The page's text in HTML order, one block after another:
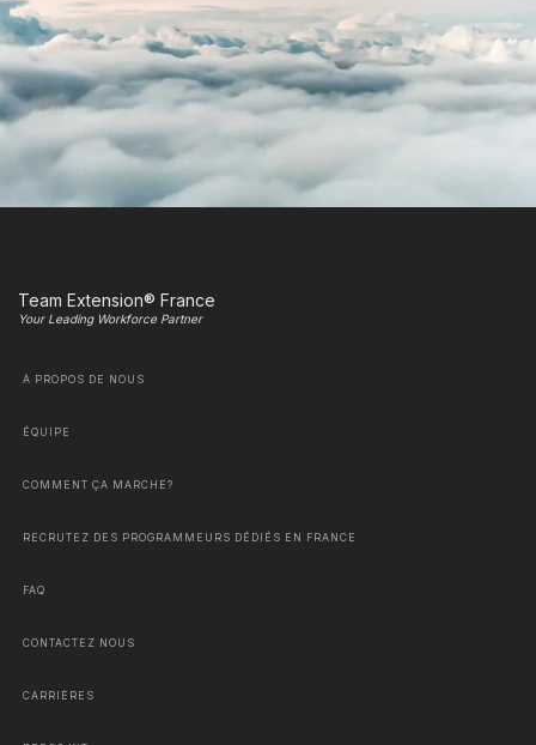
Team Extension® France
Your Leading Workforce Partner
À PROPOS DE NOUS
ÉQUIPE
COMMENT ÇA MARCHE?
RECRUTEZ DES PROGRAMMEURS DÉDIÉS EN FRANCE
FAQ
CONTACTEZ NOUS
CARRIÈRES